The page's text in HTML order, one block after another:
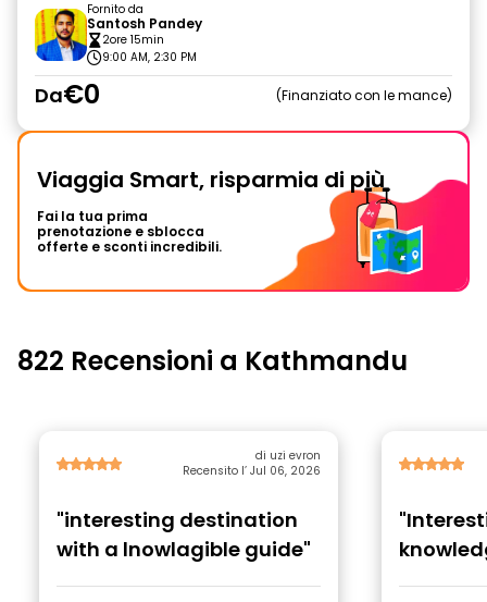
Fornito da
Santosh Pandey
2ore 15min
9:00 AM, 2:30 PM
Da€0 Finanziato con le mance
Viaggia Smart, risparmia di più
Fai la tua prima
prenotazione e sblocca
offerte e sconti incredibili.
822 Recensioni a Kathmandu
di uzi evron
Recensito l’ Jul 06, 2026
"interesting destination
with a lnowlagible guide"